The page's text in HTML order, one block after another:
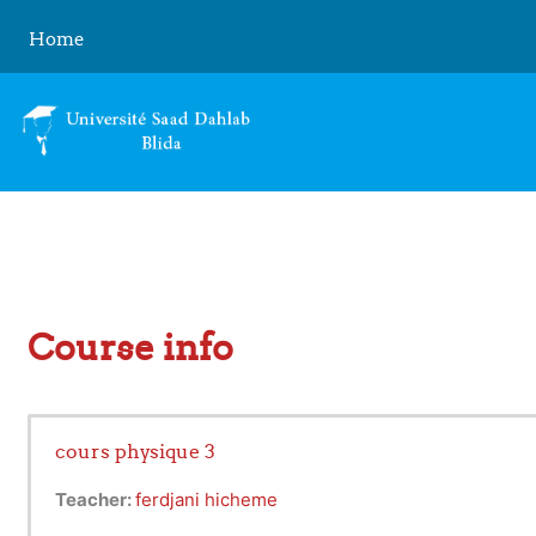
Home
Course info
cours physique 3
Teacher:ferdjani hicheme